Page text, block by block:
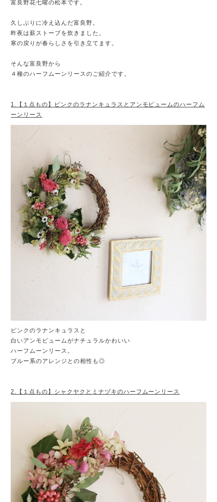
富良野花七曜の松本です。
久しぶりに冷え込んだ富良野。
昨夜は薪ストーブを炊きました。
寒の戻りが春らしさを引き立てます。
そんな富良野から
４種のハーフムーンリースのご紹介です。
1.【１点もの】ピンクのラナンキュラスとアンモビュームのハーフム
ーンリース
ピンクのラナンキュラスと
白いアンモビュームがナチュラルかわいい
ハーフムーンリース。
ブルー系のアレンジとの相性も◎
2.【１点もの】シャクヤクとミナヅキのハーフムーンリース